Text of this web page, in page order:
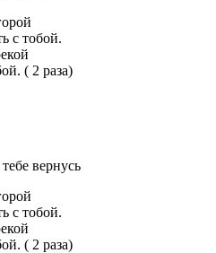
с тобой.
( 2 раза)
вернусь
с тобой.
( 2 раза)